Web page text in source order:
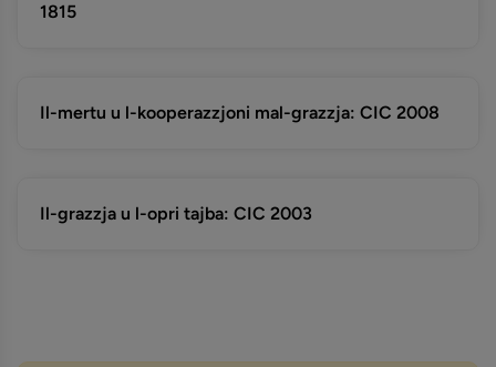
1815
Il-mertu u l-kooperazzjoni mal-grazzja: CIC 2008
Il-grazzja u l-opri tajba: CIC 2003